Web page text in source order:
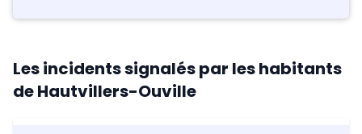
Les incidents signalés par les habitants
de Hautvillers-Ouville